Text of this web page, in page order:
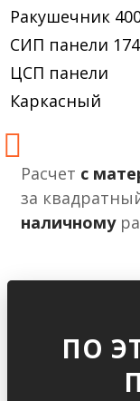
Ракушечник
СИП панели
ЦСП панели
Каркасный
Расчет с
за
наличному
ПО